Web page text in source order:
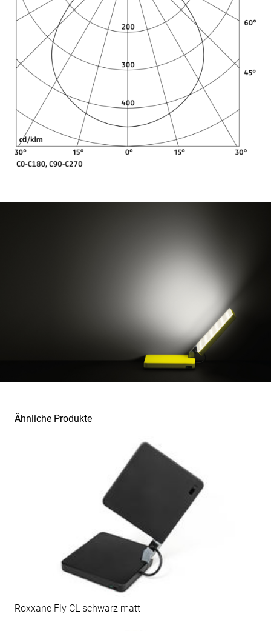
Ähnliche Produkte
Roxxane Fly CL schwarz matt